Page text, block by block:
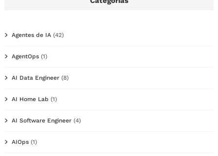
Agentes de IA (42)
AgentOps (1)
AI Data Engineer (8)
AI Home Lab (1)
AI Software Engineer (4)
AIOps (1)